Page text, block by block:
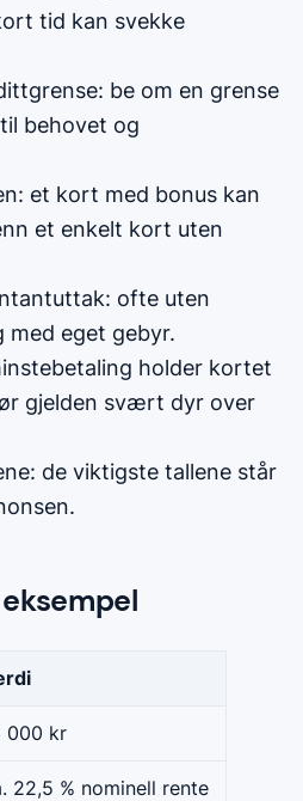
tid kan svekke
be om en grense
behovet og
et kort med bonus kan
et enkelt kort uten
ofte uten
med eget gebyr.
holder kortet
gjelden svært dyr over
de viktigste tallene står
000 kr
22,5 % nominell rente